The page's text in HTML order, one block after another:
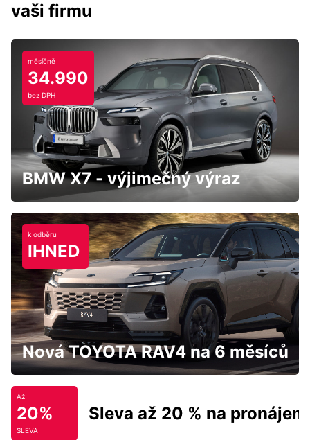
vaši firmu
měsíčně
34.990
bez DPH
BMW X7 - výjimečný výraz
k odběru
IHNED
Nová TOYOTA RAV4 na 6 měsíců
Až
20%
SLEVA
Sleva až 20 % na pronájem